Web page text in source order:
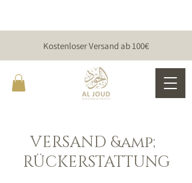
Kostenloser Versand ab 100€
VERSAND &amp;
RÜCKERSTATTUNG